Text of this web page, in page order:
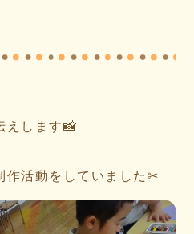
えします📸
作活動をしていました✂